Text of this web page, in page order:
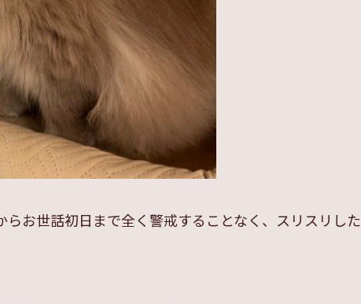
お世話初日まで全く警戒することなく、スリスリした